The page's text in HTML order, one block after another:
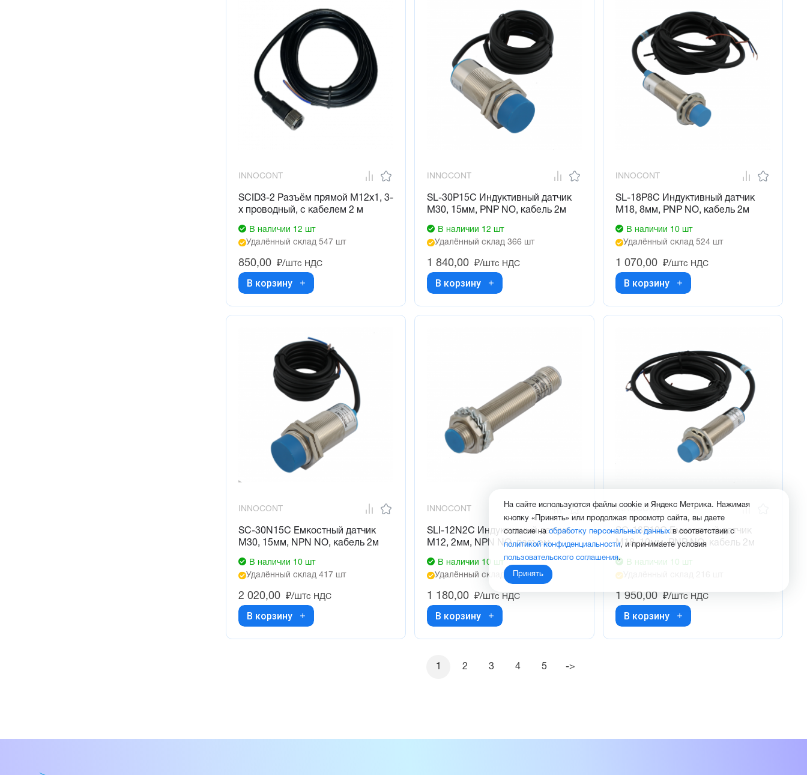
INNOCONT
SCID3-2 Разъём прямой М12х1, 3-
х проводный, с кабелем 2 м
В наличии 12 шт
Удалённый склад 547 шт
850,00 ₽/штс НДС
В корзину
INNOCONT
SL-30P15C Индуктивный датчик
М30, 15мм, PNP NO, кабель 2м
В наличии 12 шт
Удалённый склад 366 шт
1 840,00 ₽/штс НДС
В корзину
INNOCONT
SL-18P8C Индуктивный датчик
М18, 8мм, PNP NO, кабель 2м
В наличии 10 шт
Удалённый склад 524 шт
1 070,00 ₽/штс НДС
В корзину
INNOCONT
SC-30N15C Емкостный датчик
М30, 15мм, NPN NO, кабель 2м
В наличии 10 шт
Удалённый склад 417 шт
2 020,00 ₽/штс НДС
В корзину
INNOCONT
SLI-12N2C Индуктивный датчик
М12, 2мм, NPN NO, разъем
В наличии 10 шт
Удалённый склад 264 шт
1 180,00 ₽/штс НДС
В корзину
INNOCONT
SC-18P10C Емкостный датчик
М18, 10мм, PNP NO, кабель 2м
В наличии 10 шт
1 950,00 ₽/штс НДС
В корзину
2 3 4 5 ->
На сайте используются файлы cookie и Яндекс Метрика. Нажимая
кнопку «Принять» или продолжая просмотр сайта, вы даете
согласие наобработку персональных данныхв соответствии с
политикой конфиденциальности, и принимаете условия
пользовательского соглашения.
Принять